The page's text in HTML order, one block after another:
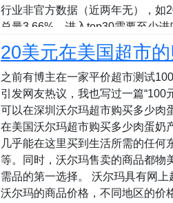
行业非官方数据（近两年无），如
总量3.66%，进入top30需要至少
观察者网...
20美元在美国超市
之前有博主在一家平价超市测试
引发网友热议，我也写过一篇“100
可以在深圳沃尔玛超市购买多少肉
在美国沃尔玛超市购买多少肉蛋奶
几乎能在这里买到生活所需的任何
等。同时，沃尔玛售卖的商品都物
需品的第一选择。 沃尔玛具有网
沃尔玛的商品价格，不同地区的价